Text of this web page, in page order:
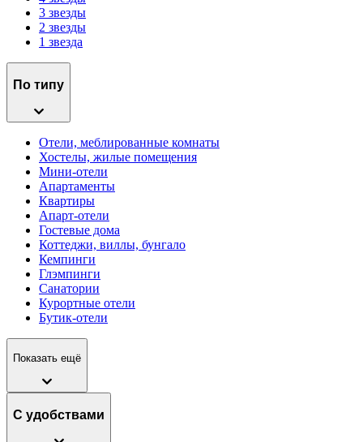
3 звезды
2 звезды
1 звезда
По типу
Отели, меблированные комнаты
Хостелы, жилые помещения
Мини-отели
Апартаменты
Квартиры
Апарт-отели
Гостевые дома
Коттеджи, виллы, бунгало
Кемпинги
Глэмпинги
Санатории
Курортные отели
Бутик-отели
Показать ещё
С удобствами